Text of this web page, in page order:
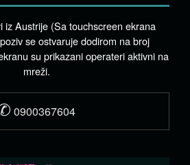
iz Austrije (Sa touchscreen ekrana
se ostvaruje dodirom na broj
su prikazani operateri aktivni na
mreži.
0900367604